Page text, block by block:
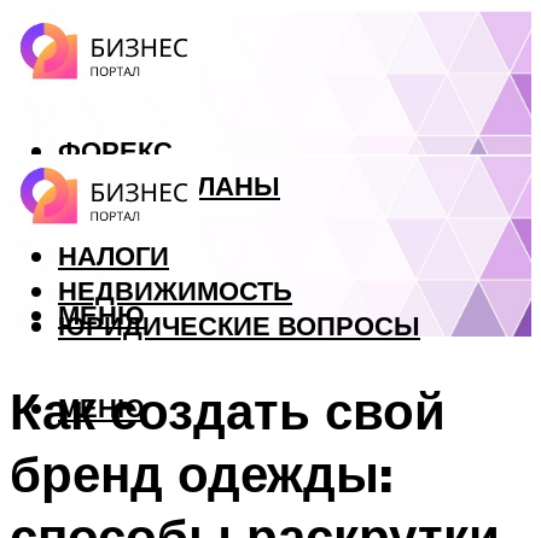
ФОРЕКС
БИЗНЕС ПЛАНЫ
КРЕДИТЫ
НАЛОГИ
НЕДВИЖИМОСТЬ
ЮРИДИЧЕСКИЕ ВОПРОСЫ
МЕНЮ
МЕНЮ
Как создать свой
бренд одежды: